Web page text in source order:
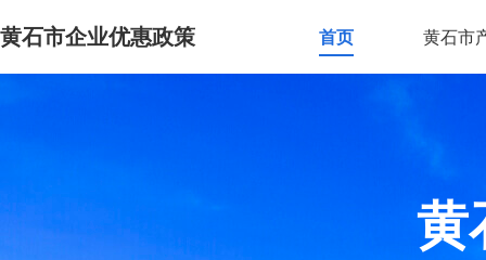
黄石市企业优惠政策 首页 黄石市
黄